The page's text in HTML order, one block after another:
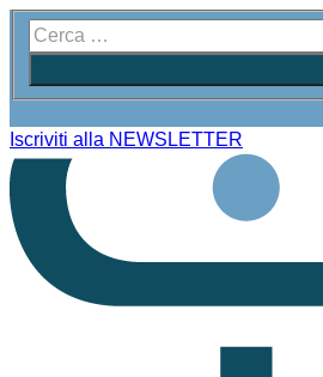
Iscriviti alla NEWSLETTER